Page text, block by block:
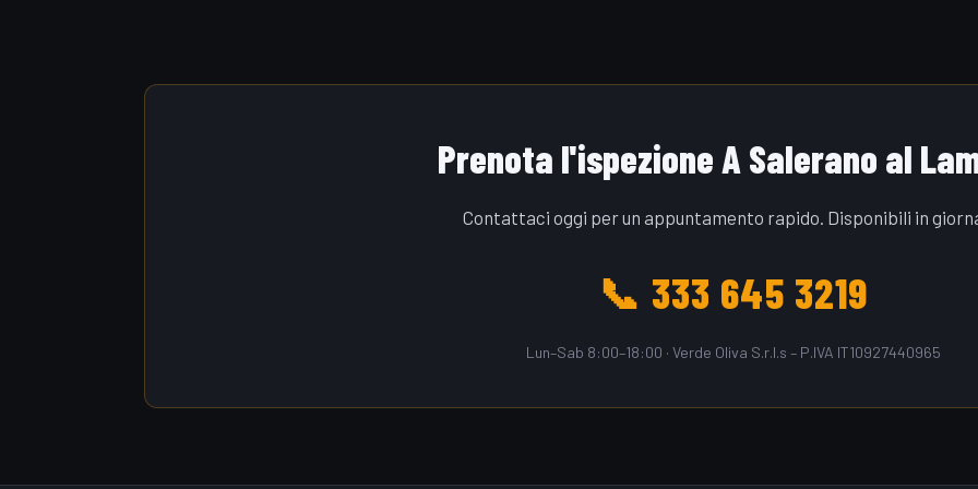
Prenota l'ispezione A Salerano al
Contattaci oggi per un appuntamento rapido. Disponibili in
📞 333 645 3219
Lun–Sab 8:00–18:00 · Verde Oliva S.r.l.s – P.IVA IT10927440965